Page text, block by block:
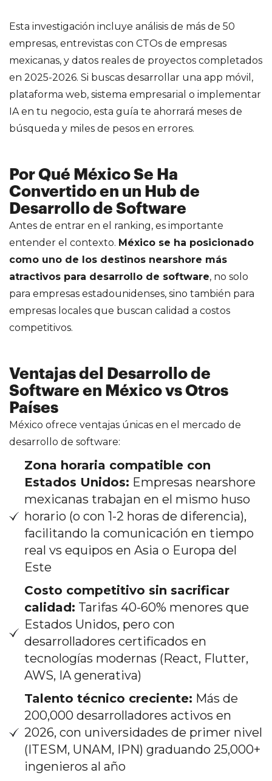
Esta investigación incluye análisis de más de 50
empresas, entrevistas con CTOs de empresas
mexicanas, y datos reales de proyectos completados
en 2025-2026. Si buscas desarrollar una app móvil,
plataforma web, sistema empresarial o implementar
IA en tu negocio, esta guía te ahorrará meses de
búsqueda y miles de pesos en errores.
Por Qué México Se Ha
Convertido en un Hub de
Desarrollo de Software
Antes de entrar en el ranking, es importante
entender el contexto. México se ha posicionado
como uno de los destinos nearshore más
atractivos para desarrollo de software, no solo
para empresas estadounidenses, sino también para
empresas locales que buscan calidad a costos
competitivos.
Ventajas del Desarrollo de
Software en México vs Otros
Países
México ofrece ventajas únicas en el mercado de
desarrollo de software:
Zona horaria compatible con
Estados Unidos: Empresas nearshore
mexicanas trabajan en el mismo huso
horario (o con 1-2 horas de diferencia),
facilitando la comunicación en tiempo
real vs equipos en Asia o Europa del
Este
Costo competitivo sin sacrificar
calidad: Tarifas 40-60% menores que
Estados Unidos, pero con
desarrolladores certificados en
tecnologías modernas (React, Flutter,
AWS, IA generativa)
Talento técnico creciente: Más de
200,000 desarrolladores activos en
2026, con universidades de primer nivel
(ITESM, UNAM, IPN) graduando 25,000+
ingenieros al año